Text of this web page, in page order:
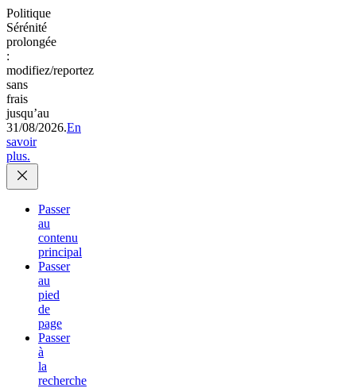
Politique
Sérénité
prolongée
:
modifiez/reportez
sans
frais
jusqu’au
31/08/2026.En
savoir
plus.
Passer
au
contenu
principal
Passer
au
pied
de
page
Passer
à
la
recherche